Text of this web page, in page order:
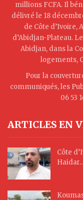
millions FCFA. Il
délivré le 18
de Côte d’Ivoire,
d’Abidjan-Plateau.
Abidjan, dans la
logements,
Pour la
communiqués, les
06 53
ARTICLES EN
Côte